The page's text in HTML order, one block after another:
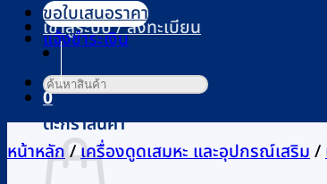
เข้าสู่ระบบ / ลงทะเบียน
0
ตะกร้าสินค้า
ขอใบเสนอราคา
แจ้งชำระเงิน
ค้นหา:
หน้าหลัก/เครื่องดูดเสมหะ และอุปกรณ์เสริม/